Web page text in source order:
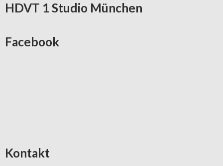
HDVT 1 Studio München
Facebook
Kontakt